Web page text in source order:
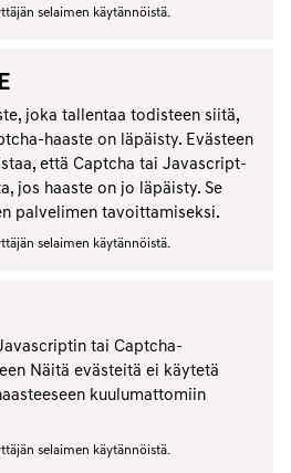
selaimen käytännöistä.
joka tallentaa todisteen siitä,
haaste on läpäisty. Evästeen
että Captcha tai Javascript-
jos haaste on jo läpäisty. Se
palvelimen tavoittamiseksi.
selaimen käytännöistä.
tai Captcha-
Näitä evästeitä ei käytetä
kuulumattomiin
selaimen käytännöistä.